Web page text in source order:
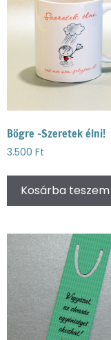
Bögre -Szeretek élni!
3.500 Ft
Kosárba teszem